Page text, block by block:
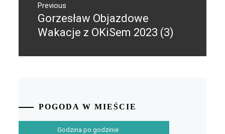
wpisuPrevious
Previous
post:
Gorzesław Objazdowe
Wakacje z OKiSem 2023 (3)
POGODA W MIEŚCIE
Godzina po godzinie